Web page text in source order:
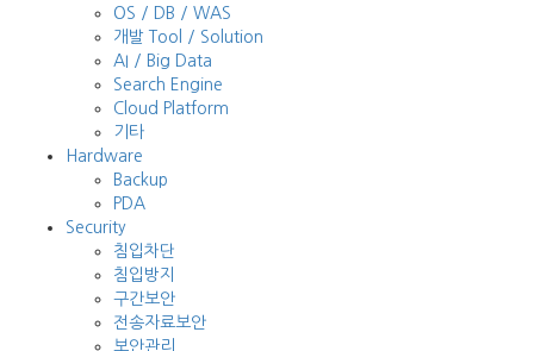
OS / DB / WAS
개발 Tool / Solution
AI / Big Data
Search Engine
Cloud Platform
기타
Hardware
Backup
PDA
Security
침입차단
침입방지
구간보안
전송자료보안
보안관리